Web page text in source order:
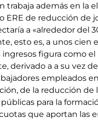
trabaja además en la
ERE de reducción de
a «alrededor del
esto es, a unos cien
ingresos figura como el
derivado a a su vez
empleados
de la reducción de
para la
que aportan las